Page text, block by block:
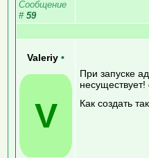
Сообщение
# 59
Valeriy •
V
При запуске
несуществует!
Как создать